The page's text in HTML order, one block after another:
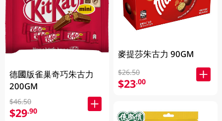
德國版雀巢奇巧朱古力
200GM
$46.50
$29.90
麥提莎朱古力 90GM
$26.50
$23.00